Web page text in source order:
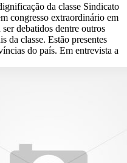
da classe Sindicato
congresso extraordinário em
debatidos dentre outros
da classe. Estão presentes
do país. Em entrevista a